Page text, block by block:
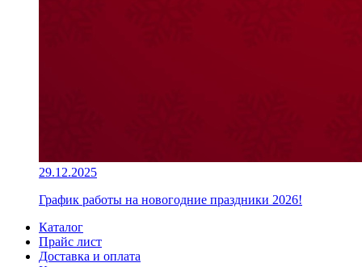
29.12.2025
График работы на новогодние праздники 2026!
Каталог
Прайс лист
Доставка и оплата